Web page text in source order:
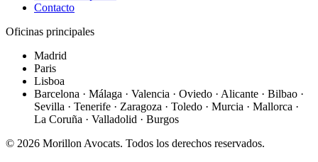
Contacto
Oficinas principales
Madrid
Paris
Lisboa
Barcelona · Málaga · Valencia · Oviedo · Alicante · Bilbao ·
Sevilla · Tenerife · Zaragoza · Toledo · Murcia · Mallorca ·
La Coruña · Valladolid · Burgos
© 2026 Morillon Avocats. Todos los derechos reservados.